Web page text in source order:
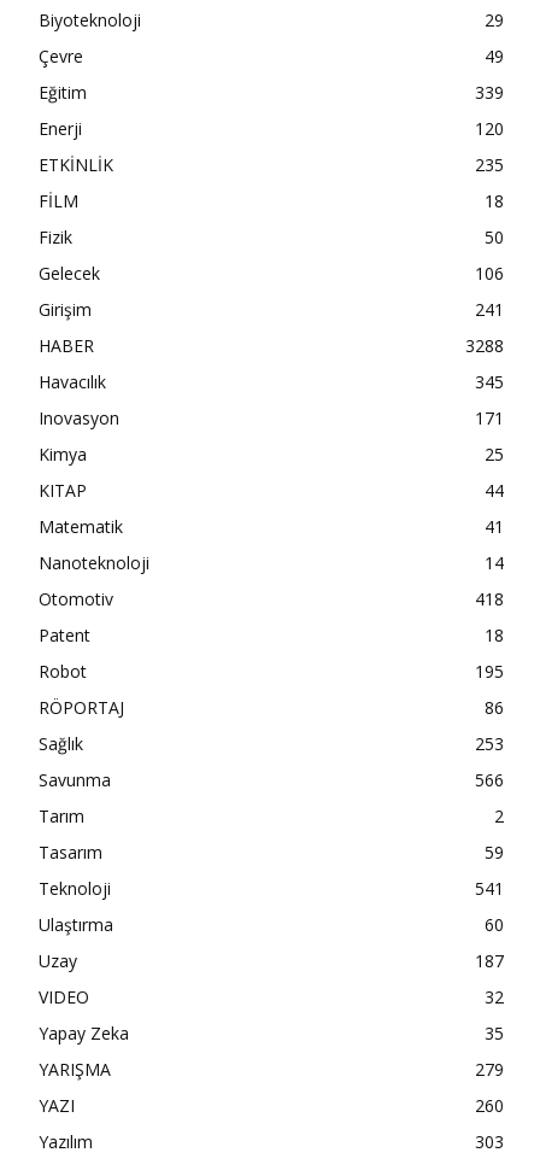
Biyoteknoloji
29
Çevre
49
Eğitim
339
Enerji
120
ETKİNLİK
235
FİLM
18
Fizik
50
Gelecek
106
Girişim
241
HABER
3288
Havacılık
345
Inovasyon
171
Kimya
25
KITAP
44
Matematik
41
Nanoteknoloji
14
Otomotiv
418
Patent
18
Robot
195
RÖPORTAJ
86
Sağlık
253
Savunma
566
Tarım
2
Tasarım
59
Teknoloji
541
Ulaştırma
60
Uzay
187
VIDEO
32
Yapay Zeka
35
YARIŞMA
279
YAZI
260
Yazılım
303